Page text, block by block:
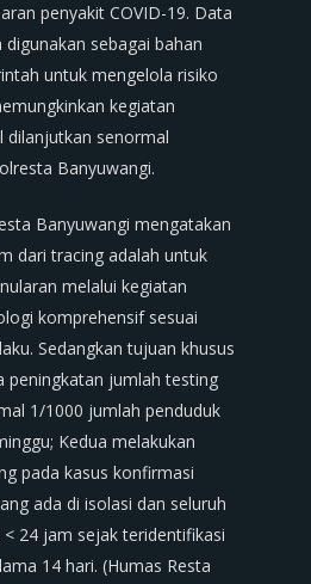
penyakit COVID-19. Data
sebagai bahan
untuk mengelola risiko
kegiatan
dilanjutkan senormal
Banyuwangi.
Banyuwangi mengatakan
dari tracing adalah untuk
melalui kegiatan
komprehensif sesuai
Sedangkan tujuan khusus
peningkatan jumlah testing
1/1000 jumlah penduduk
Kedua melakukan
pada kasus konfirmasi
ada di isolasi dan seluruh
24 jam sejak teridentifikasi
14 hari. (Humas Resta